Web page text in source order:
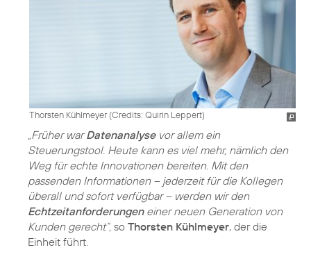
Thorsten Kühlmeyer (Credits: Quirin Leppert)
„Früher warDatenanalysevor allem ein
Steuerungstool. Heute kann es viel mehr, nämlich den
Weg für echte Innovationen bereiten. Mit den
passenden Informationen – jederzeit für die Kollegen
überall und sofort verfügbar – werden wir den
Echtzeitanforderungeneiner neuen Generation von
Kunden gerecht“, so Thorsten Kühlmeyer, der die
Einheit führt.